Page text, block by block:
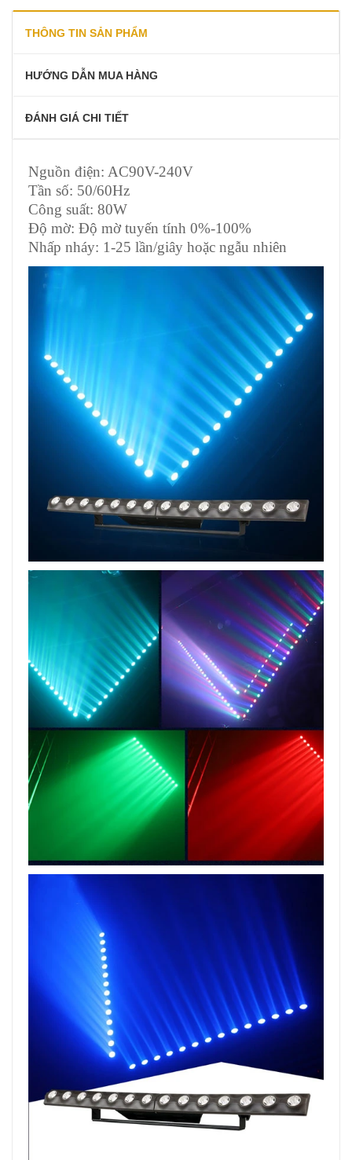
THÔNG TIN SẢN PHẨM
HƯỚNG DẪN MUA HÀNG
ĐÁNH GIÁ CHI TIẾT
Nguồn điện: AC90V-240V
Tần số: 50/60Hz
Công suất: 80W
Độ mờ: Độ mờ tuyến tính 0%-100%
Nhấp nháy: 1-25 lần/giây hoặc ngẫu nhiên